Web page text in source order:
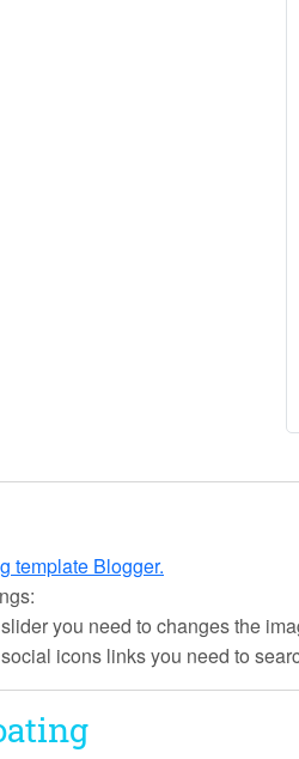
template Blogger.
you need to changes the
icons links you need to